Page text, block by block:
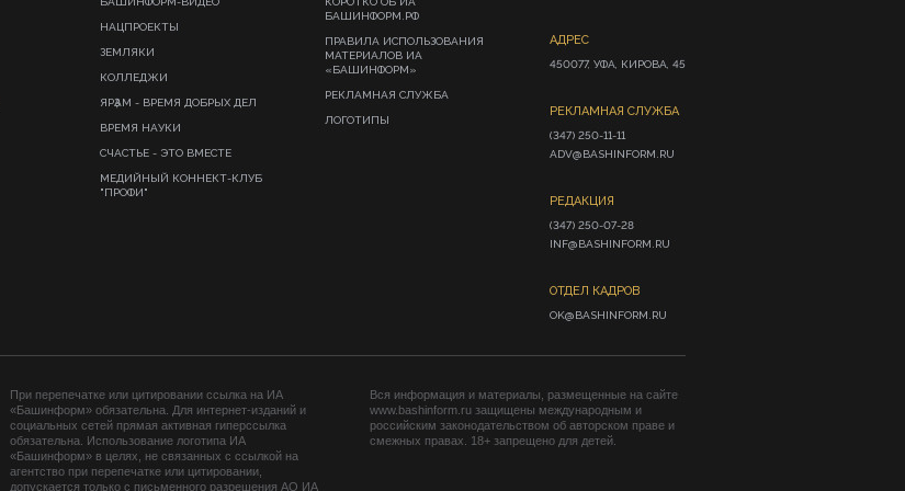
НАЦПРОЕКТЫ
ЗЕМЛЯКИ
КОЛЛЕДЖИ
ЯРҘАМ - ВРЕМЯ ДОБРЫХ ДЕЛ
ВРЕМЯ НАУКИ
СЧАСТЬЕ - ЭТО ВМЕСТЕ
МЕДИЙНЫЙ КОННЕКТ-КЛУБ
"ПРОФИ"
БАШИНФОРМ.РФ
ПРАВИЛА ИСПОЛЬЗОВАНИЯ
МАТЕРИАЛОВ ИА
«БАШИНФОРМ»
РЕКЛАМНАЯ СЛУЖБА
ЛОГОТИПЫ
АДРЕС
450077, УФА, КИРОВА, 45
РЕКЛАМНАЯ СЛУЖБА
(347) 250-11-11
ADV@BASHINFORM.RU
РЕДАКЦИЯ
(347) 250-07-28
INF@BASHINFORM.RU
ОТДЕЛ КАДРОВ
OK@BASHINFORM.RU
При перепечатке или цитировании ссылка на ИА
«Башинформ» обязательна. Для интернет-изданий и
социальных сетей прямая активная гиперссылка
обязательна. Использование логотипа ИА
«Башинформ» в целях, не связанных с ссылкой на
агентство при перепечатке или цитировании,
допускается только с письменного разрешения АО ИА
Вся информация и материалы, размещенные на сайте
www.bashinform.ru защищены международным и
российским законодательством об авторском праве и
смежных правах. 18+ запрещено для детей.